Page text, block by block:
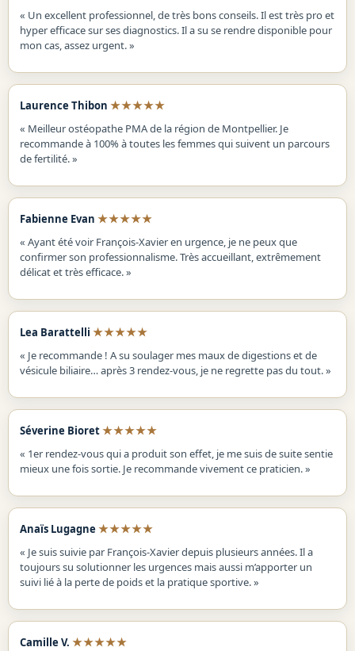
« Un excellent professionnel, de très bons conseils. Il est très pro et
hyper efficace sur ses diagnostics. Il a su se rendre disponible pour
mon cas, assez urgent. »
Laurence Thibon ★★★★★
« Meilleur ostéopathe PMA de la région de Montpellier. Je
recommande à 100% à toutes les femmes qui suivent un parcours
de fertilité. »
Fabienne Evan ★★★★★
« Ayant été voir François-Xavier en urgence, je ne peux que
confirmer son professionnalisme. Très accueillant, extrêmement
délicat et très efficace. »
Lea Barattelli ★★★★★
« Je recommande ! A su soulager mes maux de digestions et de
vésicule biliaire… après 3 rendez-vous, je ne regrette pas du tout. »
Séverine Bioret★★★★★
« 1er rendez-vous qui a produit son effet, je me suis de suite sentie
mieux une fois sortie. Je recommande vivement ce praticien. »
Anaïs Lugagne ★★★★★
« Je suis suivie par François-Xavier depuis plusieurs années. Il a
toujours su solutionner les urgences mais aussi m’apporter un
suivi lié à la perte de poids et la pratique sportive. »
Camille V. ★★★★★